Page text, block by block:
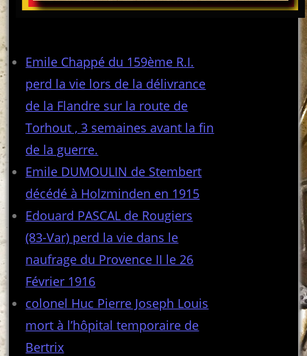
Emile Chappé du 159ème R.I.
perd la vie lors de la délivrance
de la Flandre sur la route de
Torhout , 3 semaines avant la fin
de la guerre.
Emile DUMOULIN de Stembert
décédé à Holzminden en 1915
Edouard PASCAL de Rougiers
(83-Var) perd la vie dans le
naufrage du Provence II le 26
Février 1916
colonel Huc Pierre Joseph Louis
mort à l’hôpital temporaire de
Bertrix